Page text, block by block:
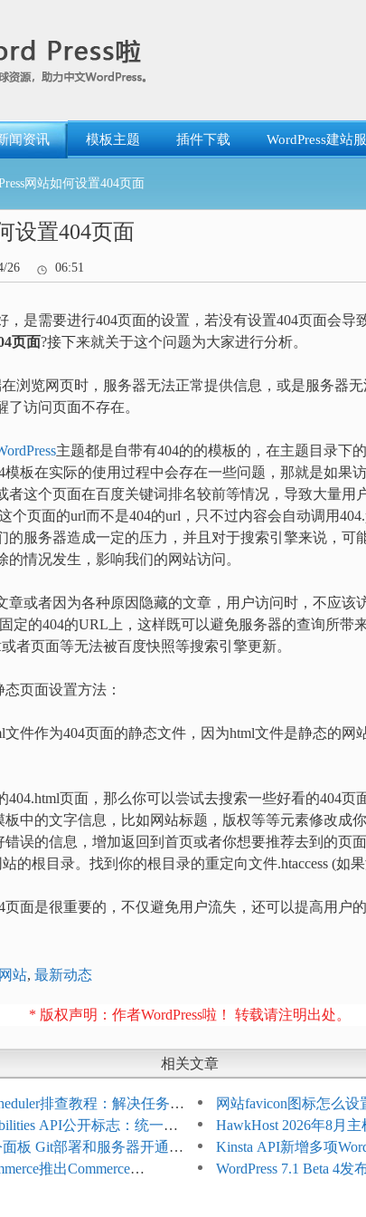
闻资讯 模板主题 插件下载 WordPress建站
网站如何设置404页面
设置404页面
26 06:51
需要进行404页面的设置，若没有设置404页面会导
页面?接下来就关于这个问题为大家进行分析。
览网页时，服务器无法正常提供信息，或是服务器无
了访问页面不存在。
主题都是自带有404的的模板的，在主题目录下的
模板在实际的使用过程中会存在一些问题，那就是如果
者这个页面在百度关键词排名较前等情况，导致大量用
个页面的url而不是404的url，只不过内容会自动调用
的服务器造成一定的压力，并且对于搜索引擎来说，可
情况发生，影响我们的网站访问。
或者因为各种原因隐藏的文章，用户访问时，不应该
定的404的URL上，这样既可以避免服务器的查询所带
者页面等无法被百度快照等搜索引擎更新。
页面设置方法：
作为404页面的静态文件，因为html文件是静态的网
页面，那么你可以尝试去搜索一些好看的404页
板中的文字信息，比如网站标题，版权等等元素修改成
误的信息，增加返回到首页或者你想要推荐去到的页
的根目录。找到你的根目录的重定向文件.htaccess (如
面是很重要的，不仅避免用户流失，还可以提高用户的
站, 最新动态
* 版权声明：作者WordPress啦！ 转载请注明出处。
相关文章
排查教程：解决任务积
网站favicon图标怎么
加方法
API公开标志：统一支
AI代理
HawkHost 2026年8月
$2.61/月，高性能主机
板 Git部署和服务器开通更
Kinsta API新增多项
推出Commerce
WordPress 7.1 Beta 4